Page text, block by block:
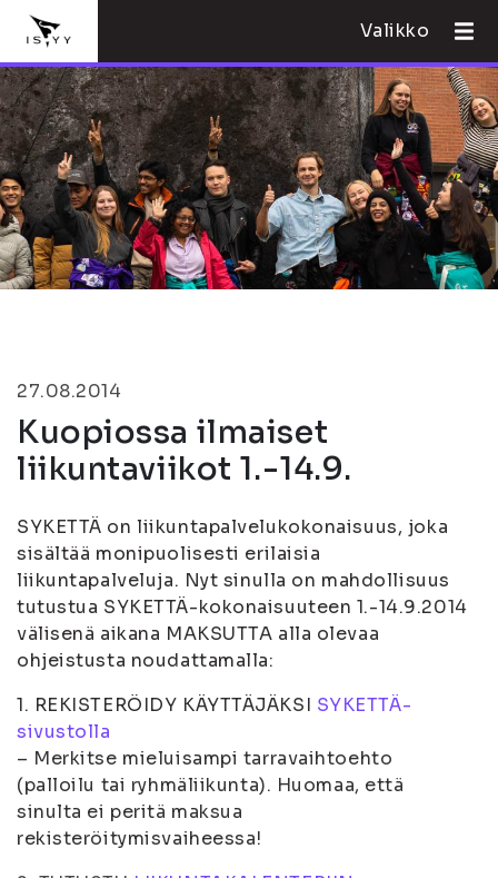
Valikko
27.08.2014
Kuopiossa ilmaiset
liikuntaviikot 1.-14.9.
SYKETTÄ on liikuntapalvelukokonaisuus, joka
sisältää monipuolisesti erilaisia
liikuntapalveluja. Nyt sinulla on mahdollisuus
tutustua SYKETTÄ-kokonaisuuteen 1.-14.9.2014
välisenä aikana MAKSUTTA alla olevaa
ohjeistusta noudattamalla:
1. REKISTERÖIDY KÄYTTÄJÄKSI SYKETTÄ-
sivustolla
– Merkitse mieluisampi tarravaihtoehto
(palloilu tai ryhmäliikunta). Huomaa, että
sinulta ei peritä maksua
rekisteröitymisvaiheessa!